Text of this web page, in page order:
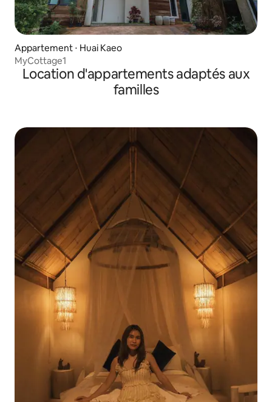
Appartement ⋅ Huai Kaeo
MyCottage1
Location d'appartements adaptés aux
familles